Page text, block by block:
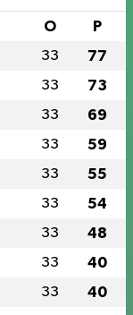
O P
33 77
33 73
33 69
33 59
33 55
33 54
33 48
33 40
33 40